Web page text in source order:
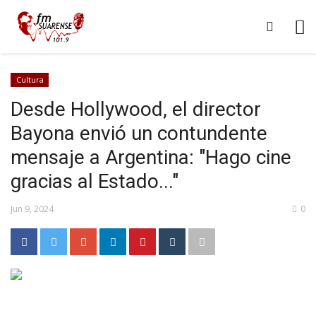
Cultura
Desde Hollywood, el director
Bayona envió un contundente
mensaje a Argentina: "Hago cine
gracias al Estado..."
Jun 9, 2024 0